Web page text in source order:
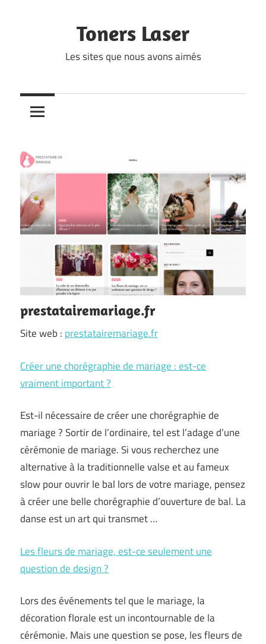
Toners Laser
Les sites que nous avons aimés
prestatairemariage.fr
Site web : prestatairemariage.fr
Créer une chorégraphie de mariage : est-ce
vraiment important ?
Est-il nécessaire de créer une chorégraphie de
mariage ? Sortir de l’ordinaire, tel est l’adage d’une
cérémonie de mariage. Si vous recherchez une
alternative à la traditionnelle valse et au fameux
slow pour ouvrir le bal lors de votre mariage, pensez
à créer une belle chorégraphie d’ouverture de bal. La
danse est un art qui transmet …
Les fleurs de mariage, est-ce seulement une
question de design ?
Lors des événements tel que le mariage, la
décoration florale est un incontournable de la
cérémonie. Mais une question se pose, les fleurs de